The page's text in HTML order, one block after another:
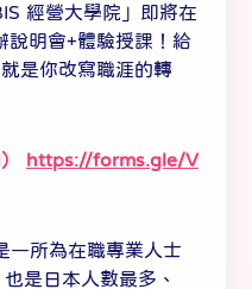
經營大學院」即將在
明會+體驗授課！給
是你改寫職涯的轉
https://forms.gle/V
一所為在職專業人士
是日本人數最多、